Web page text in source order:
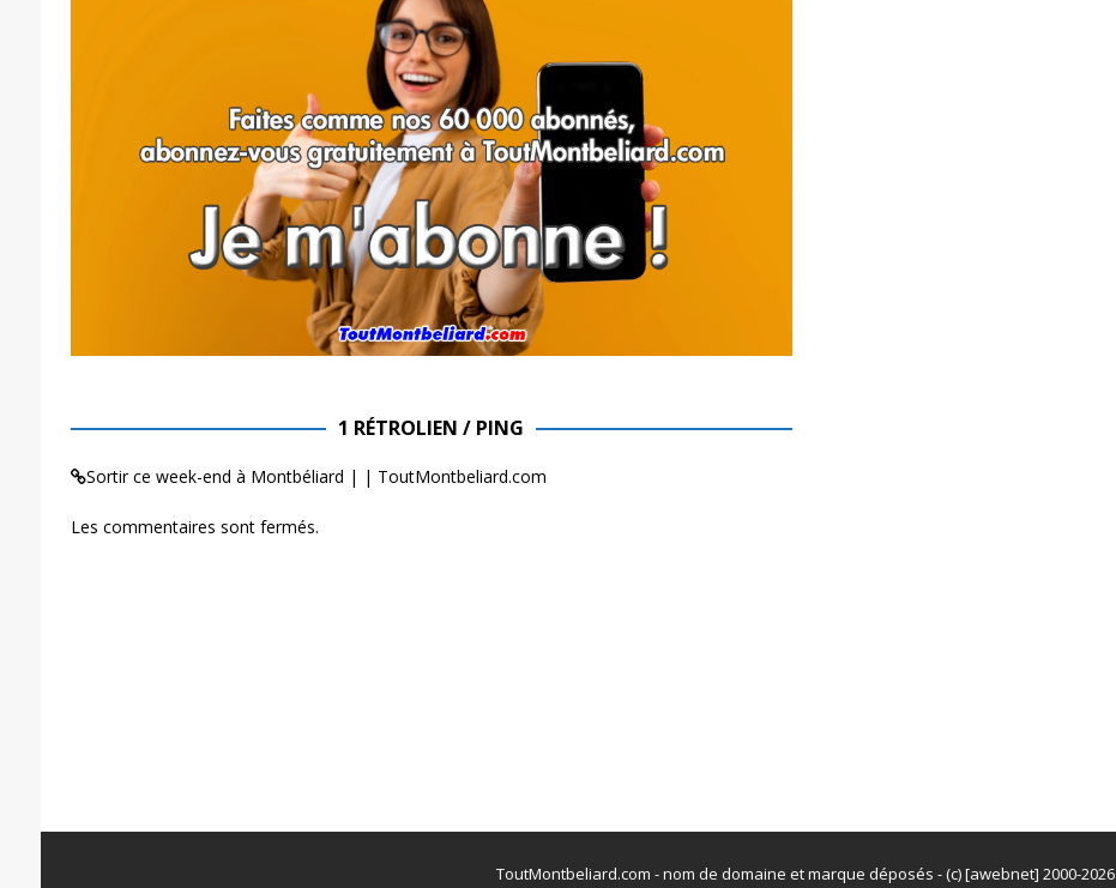
1 RÉTROLIEN / PING
Sortir ce week-end à Montbéliard | | ToutMontbeliard.com
Les commentaires sont fermés.
ToutMontbeliard.com - nom de domaine et marque déposés - (c) [awebnet] 2000-2026